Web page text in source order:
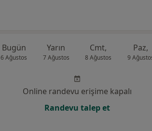
Bugün
6 Ağustos
Yarın
7 Ağustos
Cmt,
8 Ağustos
Paz,
9
Online randevu erişime kapalı
Randevu talep et